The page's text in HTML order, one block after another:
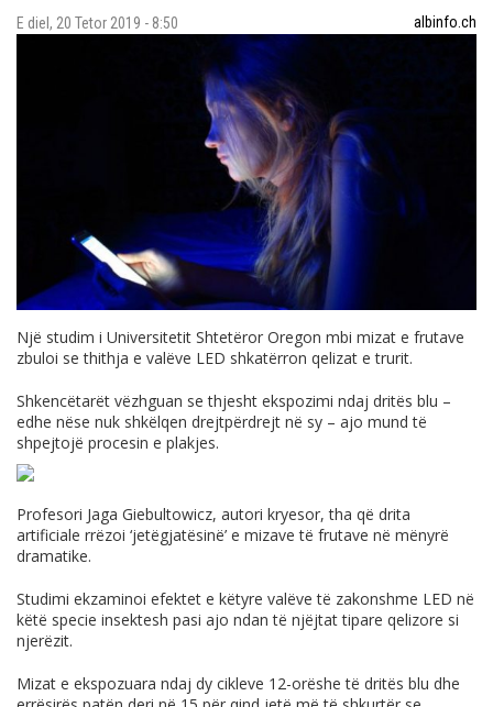
E diel, 20 Tetor 2019 - 8:50 albinfo.ch
Një studim i Universitetit Shtetëror Oregon mbi mizat e frutave
zbuloi se thithja e valëve LED shkatërron qelizat e trurit.
Shkencëtarët vëzhguan se thjesht ekspozimi ndaj dritës blu –
edhe nëse nuk shkëlqen drejtpërdrejt në sy – ajo mund të
shpejtojë procesin e plakjes.
Profesori Jaga Giebultowicz, autori kryesor, tha që drita
artificiale rrëzoi ‘jetëgjatësinë’ e mizave të frutave në mënyrë
dramatike.
Studimi ekzaminoi efektet e këtyre valëve të zakonshme LED në
këtë specie insektesh pasi ajo ndan të njëjtat tipare qelizore si
njerëzit.
Mizat e ekspozuara ndaj dy cikleve 12-orëshe të dritës blu dhe